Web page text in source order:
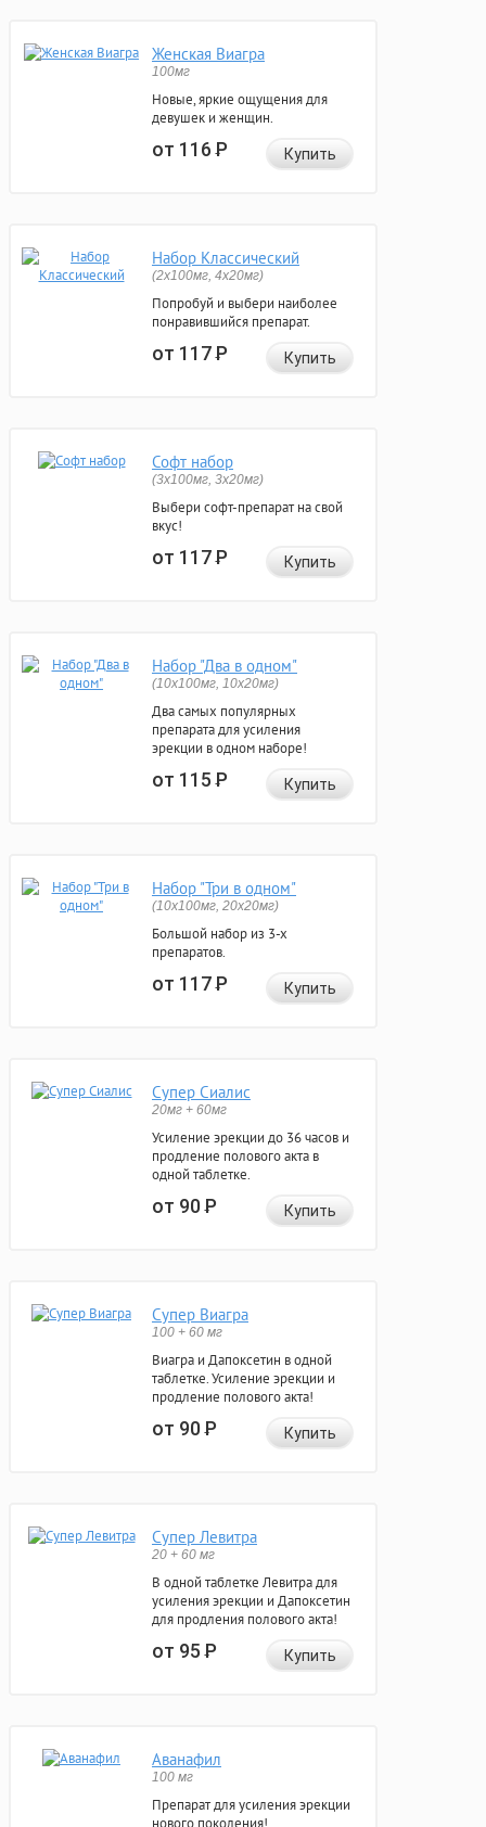
Женская Виагра
100мг
Новые, яркие ощущения для
девушек и женщин.
от 116Р Купить
Набор Классический
(2x100мг, 4x20мг)
Попробуй и выбери наиболее
понравившийся препарат.
от 117Р Купить
Софт набор
(3x100мг, 3x20мг)
Выбери софт-препарат на свой
вкус!
от 117Р Купить
Набор "Два в одном"
(10x100мг, 10x20мг)
Два самых популярных
препарата для усиления
эрекции в одном наборе!
от 115Р Купить
Набор "Три в одном"
(10x100мг, 20x20мг)
Большой набор из 3-х
препаратов.
от 117Р Купить
Супер Сиалис
20мг + 60мг
Усиление эрекции до 36 часов и
продление полового акта в
одной таблетке.
от 90Р Купить
Супер Виагра
100 + 60 мг
Виагра и Дапоксетин в одной
таблетке. Усиление эрекции и
продление полового акта!
от 90Р Купить
Супер Левитра
20 + 60 мг
В одной таблетке Левитра для
усиления эрекции и Дапоксетин
для продления полового акта!
от 95Р Купить
Аванафил
100 мг
Препарат для усиления эрекции